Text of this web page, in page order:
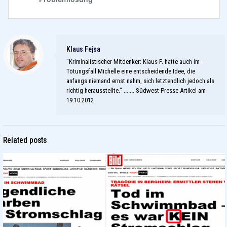
Klaus Fejsa
"Kriminalistischer Mitdenker: Klaus F. hatte auch im
Tötungsfall Michelle eine entscheidende Idee, die
anfangs niemand ernst nahm, sich letztendlich jedoch als
richtig herausstellte." ....... Südwest-Presse Artikel am
19.10.2012
Related posts